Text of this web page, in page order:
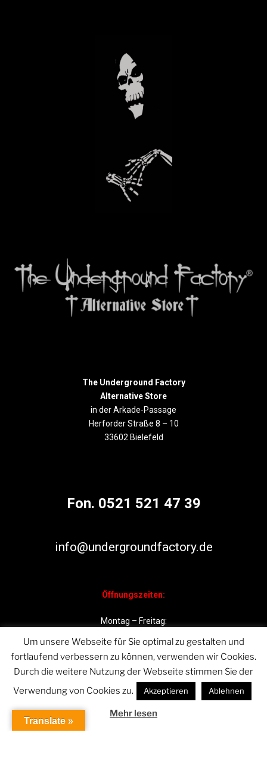
The Underground Factory
Alternative Store
in der Arkade-Passage
Herforder Straße 8 – 10
33602 Bielefeld
Fon. 0521 521 47 39
info@undergroundfactory.de
Öffnungszeiten:
Montag – Freitag:
Samstag: 11.00 – 17.00 Uhr
Um unsere Webseite für Sie optimal zu gestalten und
fortlaufend verbessern zu können, verwenden wir Cookies.
Durch die weitere Nutzung der Webseite stimmen Sie der
Verwendung von Cookies zu.
Akzeptieren Ablehnen
Mehr lesen
Translate »